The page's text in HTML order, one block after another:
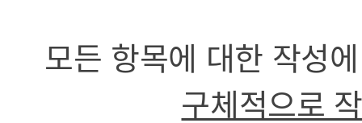
모든 항목에 대한 작성
구체적으로